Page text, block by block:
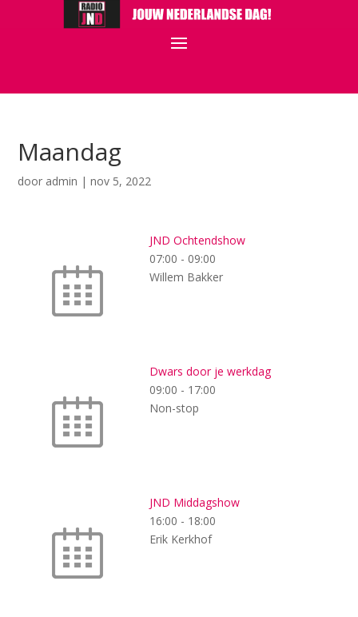
Maandag
door admin |nov 5, 2022
JND Ochtendshow
07:00 - 09:00
Willem Bakker
Dwars door je werkdag
09:00 - 17:00
Non-stop
JND Middagshow
16:00 - 18:00
Erik Kerkhof